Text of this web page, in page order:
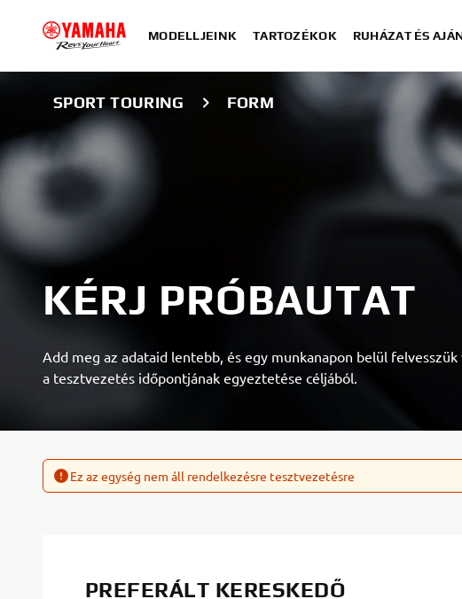
MODELLJEINK TARTOZÉKOK RUHÁZAT ÉS
SPORT TOURING FORM
KÉRJ PRÓBAUTAT
Add meg az adataid lentebb, és egy munkanapon belül
a tesztvezetés időpontjának egyeztetése céljából.
Ez az egység nem áll rendelkezésre tesztvezetésre
PREFERÁLT KERESKEDŐ